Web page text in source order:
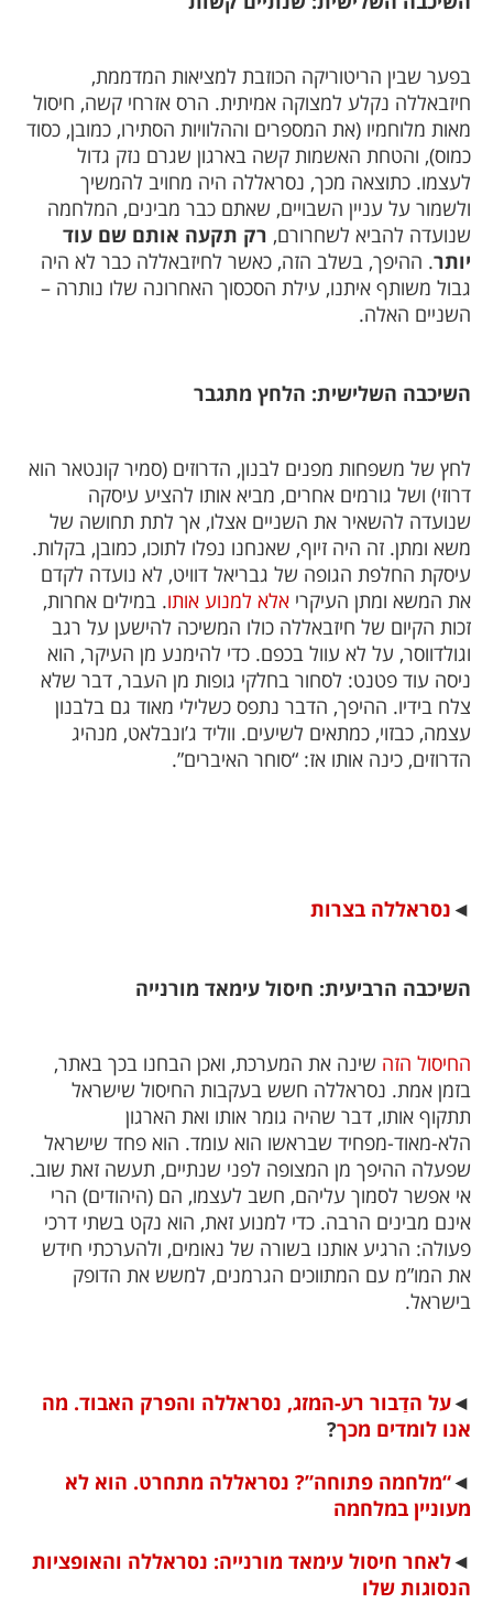
בפער שבין הריטוריקה הכוזבת למציאות המדממת,
חיזבאללה נקלע למצוקה אמיתית. הרס אזרחי קשה, חיסול
מאות מלוחמיו (את המספרים וההלוויות הסתירו, כמובן, כסוד
כמוס), והטחת האשמות קשה בארגון שגרם נזק גדול
לעצמו. כתוצאה מכך, נסראללה היה מחויב להמשיך
ולשמור על עניין השבויים, שאתם כבר מבינים, המלחמה
שנועדה להביא לשחרורם, רק תקעה אותם שם עוד
יותר. ההיפך, בשלב הזה, כאשר לחיזבאללה כבר לא היה
גבול משותף איתנו, עילת הסכסוך האחרונה שלו נותרה –
השניים האלה.
השיכבה השלישית: הלחץ מתגבר
לחץ של משפחות מפנים לבנון, הדרוזים (סמיר קונטאר הוא
דרוזי) ושל גורמים אחרים, מביא אותו להציע עיסקה
שנועדה להשאיר את השניים אצלו, אך לתת תחושה של
משא ומתן. זה היה זיוף, שאנחנו נפלו לתוכו, כמובן, בקלות.
עיסקת החלפת הגופה של גבריאל דוויט, לא נועדה לקדם
את המשא ומתן העיקרי אלא למנוע אותו. במילים אחרות,
זכות הקיום של חיזבאללה כולו המשיכה להישען על רגב
וגולדווסר, על לא עוול בכפם. כדי להימנע מן העיקר, הוא
ניסה עוד פטנט: לסחור בחלקי גופות מן העבר, דבר שלא
צלח בידיו. ההיפך, הדבר נתפס כשלילי מאוד גם בלבנון
עצמה, כבזוי, כמתאים לשיעים. ווליד ג’ונבלאט, מנהיג
הדרוזים, כינה אותו אז: “סוחר האיברים”.
◄ נסראללה בצרות
השיכבה הרביעית: חיסול עימאד מורנייה
החיסול הזה שינה את המערכת, ואכן הבחנו בכך באתר,
בזמן אמת. נסראללה חשש בעקבות החיסול שישראל
תתקוף אותו, דבר שהיה גומר אותו ואת הארגון
הלא-מאוד-מפחיד שבראשו הוא עומד. הוא פחד שישראל
שפעלה ההיפך מן המצופה לפני שנתיים, תעשה זאת שוב.
אי אפשר לסמוך עליהם, חשב לעצמו, הם (היהודים) הרי
אינם מבינים הרבה. כדי למנוע זאת, הוא נקט בשתי דרכי
פעולה: הרגיע אותנו בשורה של נאומים, ולהערכתי חידש
את המו”מ עם המתווכים הגרמנים, למשש את הדופק
בישראל.
◄על הדַבור רע-המזג, נסראללה והפרק האבוד. מה
אנו לומדים מכך?
◄“מלחמה פתוחה”? נסראללה מתחרט. הוא לא
מעוניין במלחמה
◄לאחר חיסול עימאד מורנייה: נסראללה והאופציות
הנסוגות שלו